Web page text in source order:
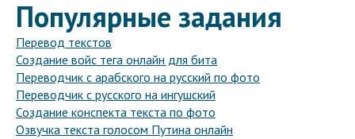
Популярные задания
Перевод текстов
Создание войс тега онлайн для бита
Переводчик с арабского на русский по фото
Переводчик с русского на ингушский
Создание конспекта текста по фото
Озвучка текста голосом Путина онлайн